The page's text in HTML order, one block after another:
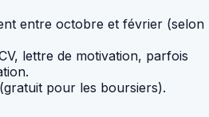
entre octobre et février (selon
lettre de motivation, parfois
pour les boursiers).